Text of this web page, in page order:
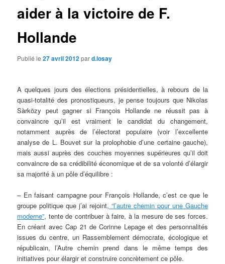
aider à la victoire de F.
Hollande
Publié le27 avril 2012pard.losay
A quelques jours des élections présidentielles, à rebours de la
quasi-totalité des pronostiqueurs, je pense toujours que Nikolas
Sàrközy peut gagner si François Hollande ne réussit pas à
convaincre qu’il est vraiment le candidat du changement,
notamment auprès de l’électorat populaire (voir l’excellente
analyse de L. Bouvet sur la prolophobie d’une certaine gauche),
mais aussi auprès des couches moyennes supérieures qu’il doit
convaincre de sa crédibilité économique et de sa volonté d’élargir
sa majorité à un pôle d’équilibre :
– En faisant campagne pour François Hollande, c’est ce que le
groupe politique que j’ai rejoint, “l’autre chemin pour une Gauche
moderne”, tente de contribuer à faire, à la mesure de ses forces.
En créant avec Cap 21 de Corinne Lepage et des personnalités
issues du centre, un Rassemblement démocrate, écologique et
républicain, l’Autre chemin prend dans le même temps des
initiatives pour élargir et construire concrètement ce pôle.